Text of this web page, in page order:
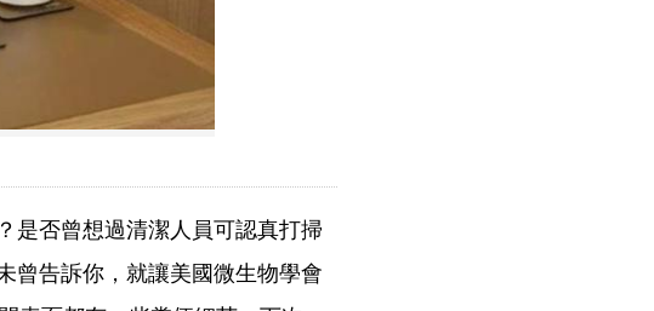
是否曾想過清潔人員可認真打掃
曾告訴你，就讓美國微生物學會